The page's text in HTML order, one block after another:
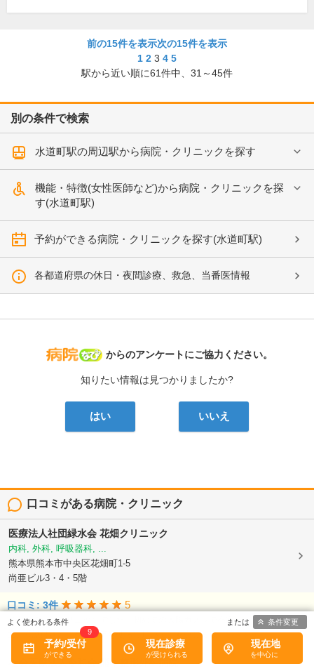
前の15件を表示次の15件を表示
1 2 3 4 5
駅から近い順に61件中、 31～45件
別の条件で検索
水道町駅の周辺駅から病院・クリニックを探す
機能・特徴(女性医師など)から病院・クリニックを探
す(水道町駅)
予約ができる病院・クリニックを探す(水道町駅)
各都道府県の休日・夜間診療、救急、当番医情報
病院なび
からのアンケートにご協力ください。
知りたい情報は見つかりましたか?
はい いいえ
口コミがある病院・クリニック
医療法人社団緑水会 花畑クリニック
内科, 外科, 呼吸器科, ...
熊本県熊本市中央区花畑町1-5
尚亜ビル3・4・5階
口コミ: 3件 5
居心地のいいクリニックでした。初めての大腸カメラで不安だっのですが、先
生、看護師さんに色々と気を使って頂いて、安心して検...続きを読む
社会医療法人令和会熊本整形外科病院
予約/受付
9
現在診療 現在地
条件変更